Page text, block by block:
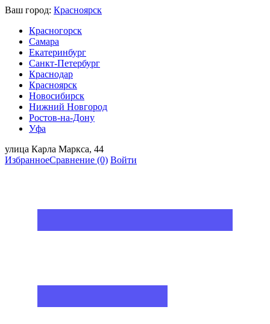
Ваш город: Красноярск
Красногорск
Самара
Екатеринбург
Санкт-Петербург
Краснодар
Красноярск
Новосибирск
Нижний Новгород
Ростов-на-Дону
Уфа
улица Карла Маркса, 44
ИзбранноеСравнение (0) Войти